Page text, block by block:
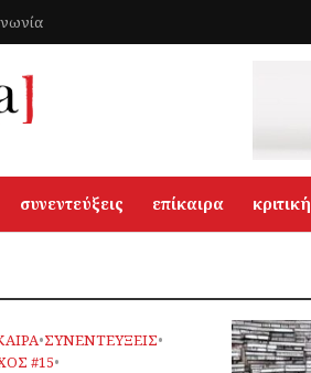
συνεντεύξεις επίκαιρα κριτική
•ΣΥΝΕΝΤΕΥΞΕΙΣ•
#15•